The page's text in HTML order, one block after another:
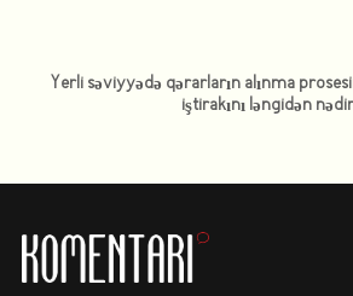
Yerli səviyyədə qərarların alınma
iştirakını ləngidən